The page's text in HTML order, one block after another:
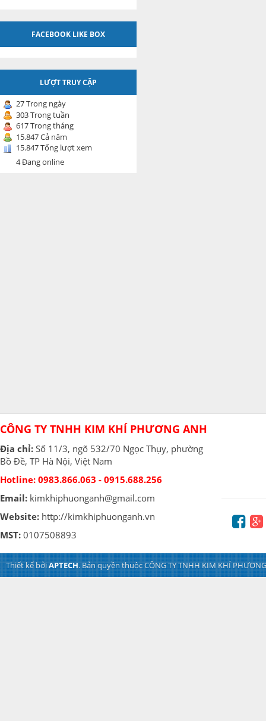
FACEBOOK LIKE BOX
LƯỢT TRUY CẬP
27 Trong ngày
303 Trong tuần
617 Trong tháng
15.847 Cả năm
15.847 Tổng lượt xem
4 Đang online
CÔNG TY TNHH KIM KHÍ PHƯƠNG ANH
Địa chỉ: Số 11/3, ngõ 532/70 Ngọc Thụy, phường
Bồ Đề, TP Hà Nội, Việt Nam
Hotline: 0983.866.063 - 0915.688.256
Email: kimkhiphuonganh@gmail.com
Website: http://kimkhiphuonganh.vn
MST: 0107508893
Thiết kế bởiAPTECH. Bản quyền thuộc CÔNG TY TNHH KIM KHÍ